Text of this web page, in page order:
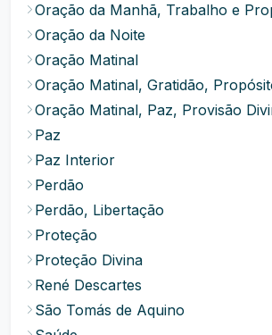
Oração da Manhã, Trabalho e
Oração da Noite
Oração Matinal
Oração Matinal, Gratidão,
Oração Matinal, Paz, Provisão
Paz
Paz Interior
Perdão
Perdão, Libertação
Proteção
Proteção Divina
René Descartes
São Tomás de Aquino